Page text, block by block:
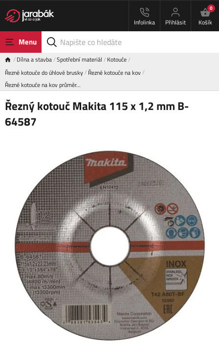
Infolinka Přihlásit
0
Košík
Menu
Dílna a stavba Spotřební materiál
Kotouče
Řezné kotouče do úhlové brusky Řezné kotouče na kov
Řezné kotouče na kov průměr…
Řezný kotouč Makita 115 x 1,2 mm B-
64587